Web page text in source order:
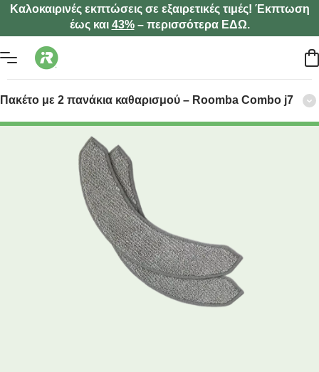
Καλοκαιρινές εκπτώσεις σε εξαιρετικές τιμές! Έκπτωση
έως και 43%– περισσότερα ΕΔΩ.
Πακέτο με 2 πανάκια καθαρισμού – Roomba Combo j7